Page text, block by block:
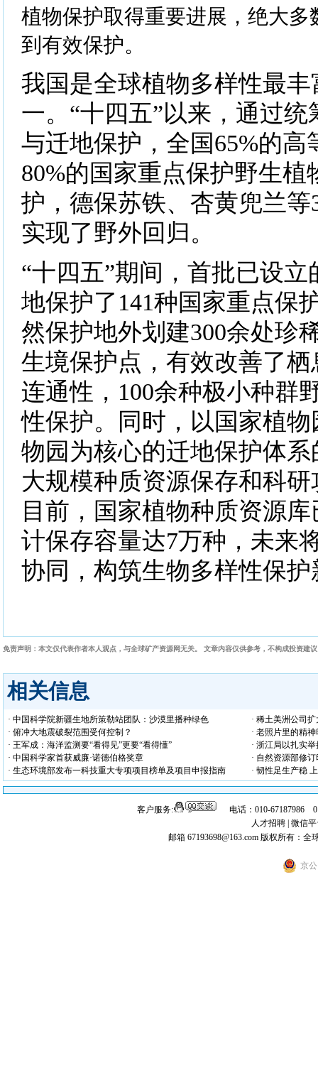
植物保护取得重要进展，绝大多
到有效保护。
我国是全球植物多样性最
一。“十四五”以来，通过
与迁地保护，全国65%的高
80%的国家重点保护野生植
护，德保苏铁、杏黄兜兰等
实现了野外回归。
“十四五”期间，首批已设
地保护了141种国家重点保
然保护地外划建300余处珍
生境保护点，有效改善了
连通性，100余种极小种群
性保护。同时，以国家植
物园为核心的迁地保护体
大规模种质资源保存和科
目前，国家植物种质资源
计保存容量达7万种，未来
协同，构筑生物多样性保护
免责声明：本文仅代表作者本人观点，与全球矿产资源网无关。 文章内容仅供参考，不构成投资建
相关信息
· 中国科学院新疆生地所策勒站团队：沙漠里播种绿色
· 稀土美洲公司
· 俯冲大地震破裂范围受何控制？
· 老照片里的精
· 王军成：海洋监测要“看得见”更要“看得懂”
· 浙江局以扎实
· 中国科学家首获威廉·诺德伯格奖章
· 自然资源部修
· 生态环境部发布一科技重大专项项目榜单及项目申报指南
· 韧性足生产稳
客户服务:
电话：010-67187986
人才招聘 微信
邮箱 67193698@163.com 版权所有：全
京公